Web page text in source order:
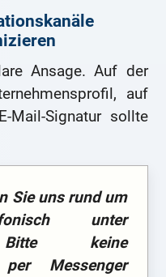
Ansage. Auf der
auf
Mail-Signatur sollte
Sie uns rund um
unter
Bitte keine
per Messenger